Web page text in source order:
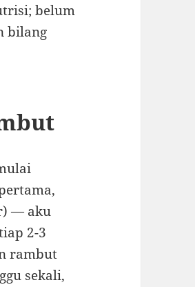
belum
bilang
— aku
2-3
rambut
sekali,